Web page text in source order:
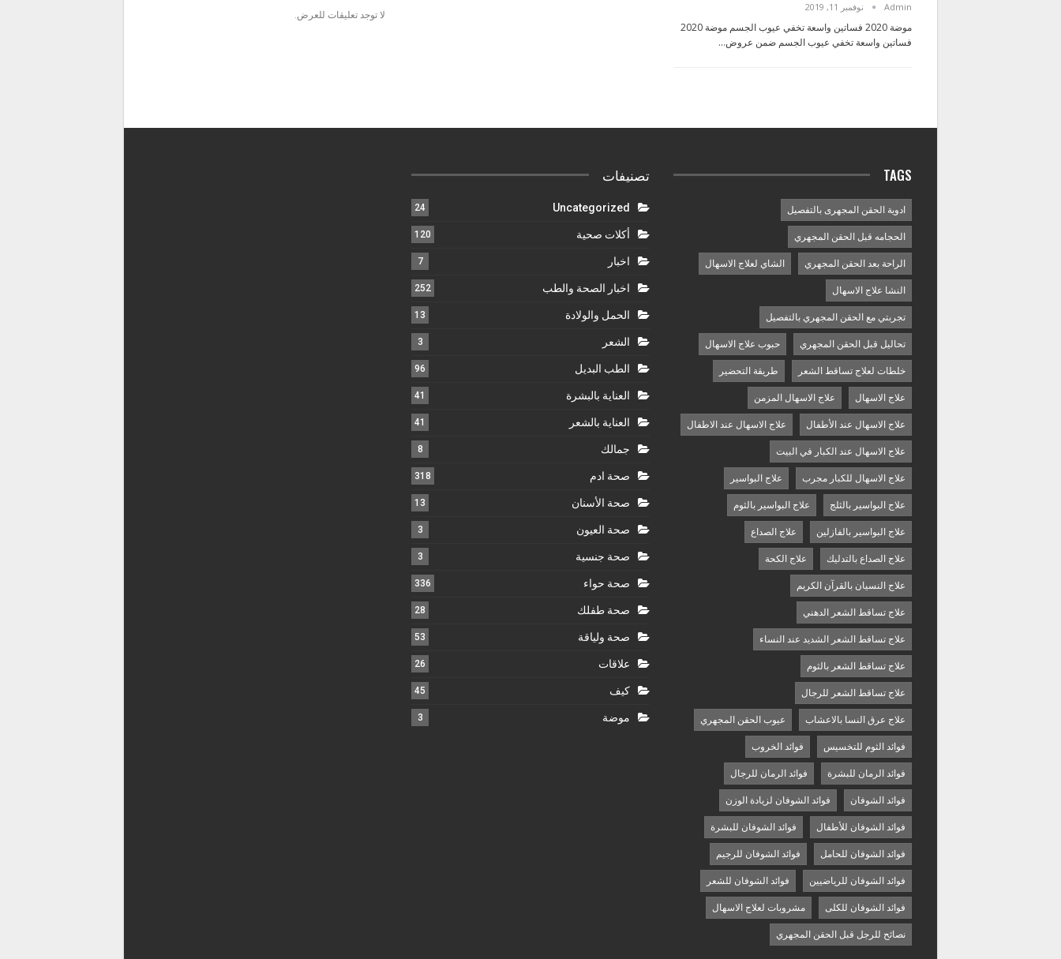
Admin نوفمبر 11, 2019
موضة 2020 فساتين واسعة تخفي عيوب الجسم موضة 2020
فساتين واسعة تخفي عيوب الجسم ضمن عروض…
لا توجد تعليقات للعرض.
TAGS
ادوية الحقن المجهرى بالتفصيل
الحجامه قبل الحقن المجهري
الراحة بعد الحقن المجهري الشاي لعلاج الاسهال
النشا علاج الاسهال
تجربتي مع الحقن المجهري بالتفصيل
تحاليل قبل الحقن المجهري حبوب علاج الاسهال
خلطات لعلاج تساقط الشعر طريقة التحضير
علاج الاسهال علاج الاسهال المزمن
علاج الاسهال عند الأطفال علاج الاسهال عند الاطفال
علاج الاسهال عند الكبار في البيت
علاج الاسهال للكبار مجرب علاج البواسير
علاج البواسير بالثلج علاج البواسير بالثوم
علاج البواسير بالفازلين علاج الصداع
علاج الصداع بالتدليك علاج الكحة
علاج النسيان بالقرآن الكريم
علاج تساقط الشعر الدهني
علاج تساقط الشعر الشديد عند النساء
علاج تساقط الشعر بالثوم
علاج تساقط الشعر للرجال
علاج عرق النسا بالاعشاب عيوب الحقن المجهري
فوائد الثوم للتخسيس فوائد الخروب
فوائد الرمان للبشرة فوائد الرمان للرجال
فوائد الشوفان فوائد الشوفان لزيادة الوزن
فوائد الشوفان للأطفال فوائد الشوفان للبشرة
فوائد الشوفان للحامل فوائد الشوفان للرجيم
فوائد الشوفان للرياضيين فوائد الشوفان للشعر
فوائد الشوفان للكلى مشروبات لعلاج الاسهال
نصائح للرجل قبل الحقن المجهري
تصنيفات
Uncategorized
24
أكلات صحية 120
اخبار 7
اخبار الصحة والطب 252
الحمل والولادة 13
الشعر 3
الطب البديل 96
العناية بالبشرة 41
العناية بالشعر 41
جمالك 8
صحة ادم 318
صحة الأسنان 13
صحة العيون 3
صحة جنسية 3
صحة حواء 336
صحة طفلك 28
صحة ولياقة 53
علاقات 26
كيف 45
موضة 3